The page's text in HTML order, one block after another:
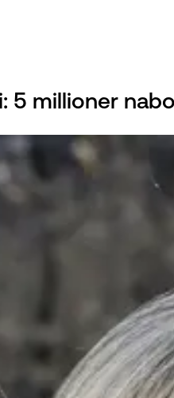
5 millioner